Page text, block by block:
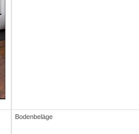
Bodenbeläge